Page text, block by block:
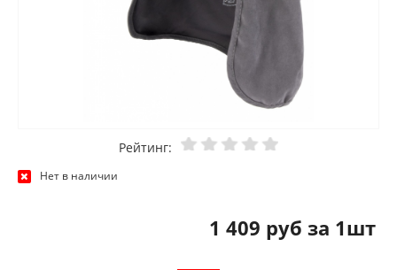
Рейтинг:
Нет в наличии
1 409 руб за 1шт